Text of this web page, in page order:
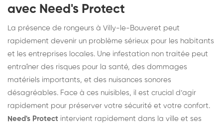
avec Need's Protect
La présence de rongeurs à Villy-le-Bouveret peut
rapidement devenir un problème sérieux pour les habitants
et les entreprises locales. Une infestation non traitée peut
entraîner des risques pour la santé, des dommages
matériels importants, et des nuisances sonores
désagréables. Face à ces nuisibles, il est crucial d’agir
rapidement pour préserver votre sécurité et votre confort.
Need's Protect intervient rapidement dans la ville et ses